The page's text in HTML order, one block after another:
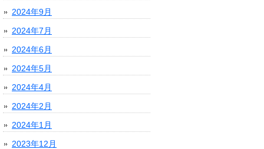
2024年9月
2024年7月
2024年6月
2024年5月
2024年4月
2024年2月
2024年1月
2023年12月